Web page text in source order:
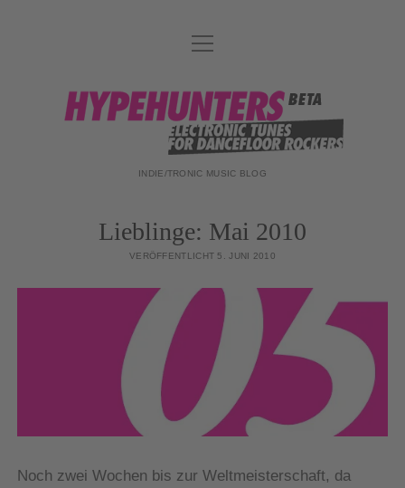
DATENSCHUTZ
DJ-TEAM
ABOUT
Menü
öffnen
hypehunters
INDIE/TRONIC MUSIC BLOG
Lieblinge: Mai 2010
VERÖFFENTLICHT 5. JUNI 2010
Noch zwei Wochen bis zur Weltmeisterschaft, da